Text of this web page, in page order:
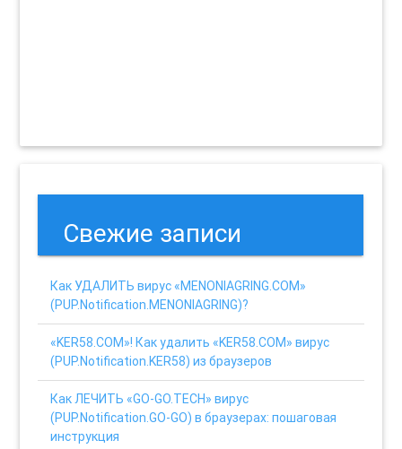
Свежие записи
Как УДАЛИТЬ вирус «MENONIAGRING.COM»
(PUP.Notification.MENONIAGRING)?
«KER58.COM»! Как удалить «KER58.COM» вирус
(PUP.Notification.KER58) из браузеров
Как ЛЕЧИТЬ «GO-GO.TECH» вирус
(PUP.Notification.GO-GO) в браузерах: пошаговая
инструкция